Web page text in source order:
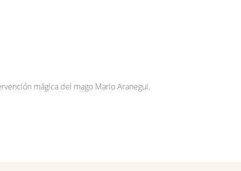
mágica del mago Mario Aranegui.